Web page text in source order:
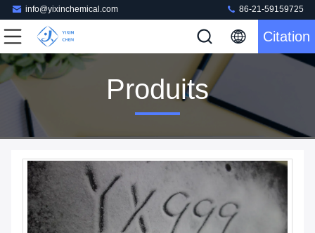
info@yixinchemical.com 86-21-59159725
Citation
Produits